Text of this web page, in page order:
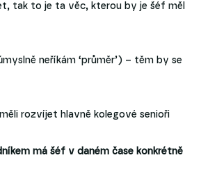
tak to je ta věc, kterou by je šéf měl
neříkám ‘průměr’) – těm by se
rozvíjet hlavně kolegové senioři
má šéf v daném čase konkrétně